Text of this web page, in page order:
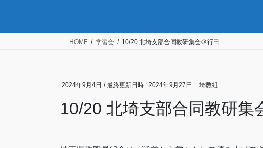
HOME 学習会 10/20 北埼支部合同教研集会＠行田
2024年9月4日 / 最終更新日時 : 2024年9月27日 埼教組
10/20 北埼支部合同教研集